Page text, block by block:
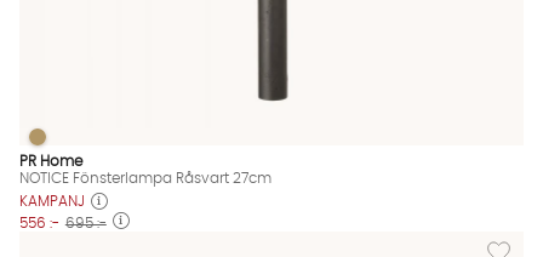
NOTICE Fönsterlampa Råsvart 27cm Finns även i dessa färger:
NOTICE Fönsterlampa Råsvart 27cm
PR Home
NOTICE Fönsterlampa Råsvart 27cm
KAMPANJ
556 :- 695 :-
Lägg